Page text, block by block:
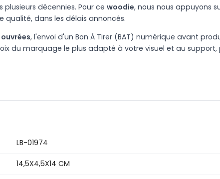
décennies. Pour ce woodie, nous nous appuyons
dans les délais annoncés.
, l'envoi d'un Bon À Tirer (BAT) numérique avant
du marquage le plus adapté à votre visuel et au
LB-01974
14,5X4,5X14 CM